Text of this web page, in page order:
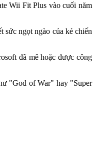
Wii Fit Plus vào cuối năm
ngọt ngào của kẻ chiến
đã mê hoặc được công
"God of War" hay "Super